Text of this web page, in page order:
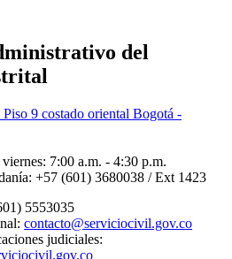
del
9 costado oriental Bogotá -
viernes: 7:00 a.m. - 4:30 p.m.
+57 (601) 3680038 / Ext 1423
5553035
contacto@serviciocivil.gov.co
judiciales: